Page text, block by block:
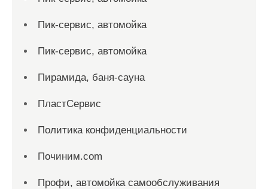
Пик-сервис, автомойка
Пик-сервис, автомойка
Пирамида, баня-сауна
ПластСервис
Политика конфиденциальности
Починим.com
Профи, автомойка самообслуживания